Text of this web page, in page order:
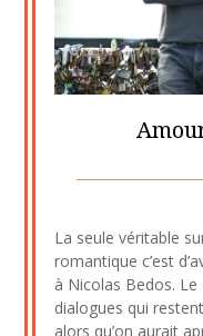
La seule véritable
romantique c’est
à Nicolas Bedos.
dialogues qui
alors qu’on aurait